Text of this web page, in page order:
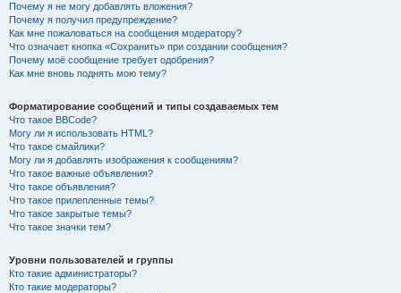
Почему я не могу добавлять вложения?
Почему я получил предупреждение?
Как мне пожаловаться на сообщения модератору?
Что означает кнопка «Сохранить» при создании сообщения?
Почему моё сообщение требует одобрения?
Как мне вновь поднять мою тему?
Форматирование сообщений и типы создаваемых тем
Что такое BBCode?
Могу ли я использовать HTML?
Что такое смайлики?
Могу ли я добавлять изображения к сообщениям?
Что такое важные объявления?
Что такое объявления?
Что такое прилепленные темы?
Что такое закрытые темы?
Что такое значки тем?
Уровни пользователей и группы
Кто такие администраторы?
Кто такие модераторы?